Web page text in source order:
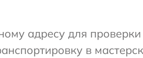
адресу для
в